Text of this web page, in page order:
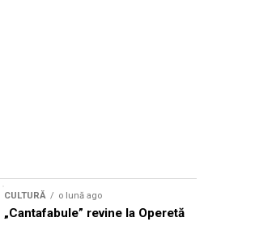
CULTURĂ o lună ago
„Cantafabule” revine la Operetă